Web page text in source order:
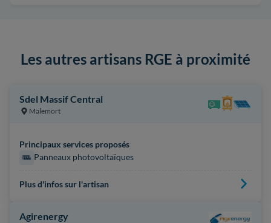
Les autres artisans RGE à proximité
Sdel Massif Central
Malemort
Principaux services proposés
Panneaux photovoltaïques
Plus d'infos sur l'artisan
Agirenergy